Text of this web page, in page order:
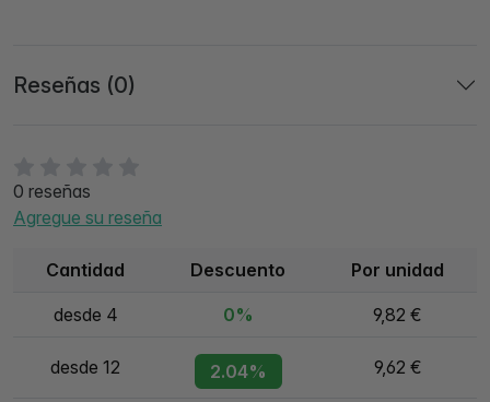
0 reseñas
Agregue su reseña
Cantidad Descuento Por unidad
desde 4 0% 9,82 €
desde 12 2.04% 9,62 €
Reseñas (0)